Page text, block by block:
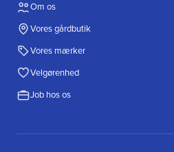
Om os
Vores gårdbutik
Vores mærker
Velgørenhed
Job hos os